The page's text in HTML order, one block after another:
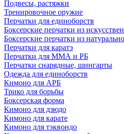
Подвесы, растяжки
Тренировочное оружие
Перчатки для единоборств
Боксерские перчатки из
Боксерские перчатки из
Перчатки для каратэ
Перчатки для ММА и РБ
Перчатки снарядные, шингарты
Одежда для единоборств
Кимоно для АРБ
Трико для борьбы
Боксерская форма
Кимоно для дзюдо
Кимоно для карате
Кимоно для тэквондо